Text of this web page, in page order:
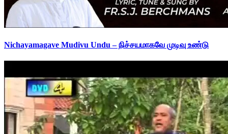
Nichayamagave Mudivu Undu – நிச்சயமாகவே முடிவு உண்டு